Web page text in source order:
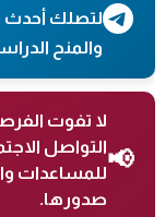
لتصلك أحدث
والمنح
📢
لا تفوت
التواصل
للمساعدات
صدورها.